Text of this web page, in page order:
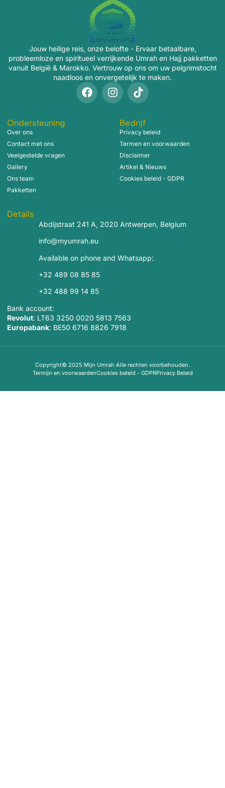
Jouw heilige reis, onze belofte - Ervaar betaalbare,
probleemloze en spiritueel verrijkende Umrah en Hajj pakketten
vanuit België & Marokko. Vertrouw op ons om uw pelgrimstocht
naadloos en onvergetelijk te maken.
Ondersteuning
Over ons
Contact met ons
Veelgestelde vragen
Gallery
Ons team
Pakketten
Bedrijf
Privacy beleid
Termen en voorwaarden
Disclaimer
Artikel & Nieuws
Cookies beleid - GDPR
Details
Abdijstraat 241 A, 2020 Antwerpen, Belgium
info@myumrah.eu
Available on phone and Whatsapp:
+32 489 08 85 85
+32 488 99 14 85
Bank account:
Revolut: LT63 3250 0020 5813 7563
Europabank: BE50 6716 8826 7918
Copyright© 2025 Mijn Umrah Alle rechten voorbehouden.
Termijn en voorwaardenCookies beleid - GDPRPrivacy Beleid